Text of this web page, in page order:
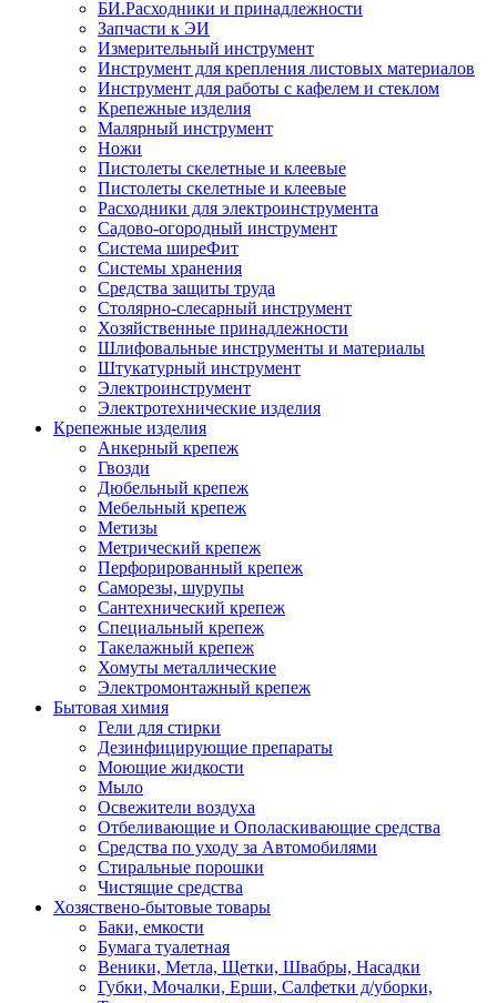
БИ.Расходники и принадлежности
Запчасти к ЭИ
Измерительный инструмент
Инструмент для крепления листовых материалов
Инструмент для работы с кафелем и стеклом
Крепежные изделия
Малярный инструмент
Ножи
Пистолеты скелетные и клеевые
Пистолеты скелетные и клеевые
Расходники для электроинструмента
Садово-огородный инструмент
Система ширеФит
Системы хранения
Средства защиты труда
Столярно-слесарный инструмент
Хозяйственные принадлежности
Шлифовальные инструменты и материалы
Штукатурный инструмент
Электроинструмент
Электротехнические изделия
Крепежные изделия
Анкерный крепеж
Гвозди
Дюбельный крепеж
Мебельный крепеж
Метизы
Метрический крепеж
Перфорированный крепеж
Саморезы, шурупы
Сантехнический крепеж
Специальный крепеж
Такелажный крепеж
Хомуты металлические
Электромонтажный крепеж
Бытовая химия
Гели для стирки
Дезинфицирующие препараты
Моющие жидкости
Мыло
Освежители воздуха
Отбеливающие и Ополаскивающие средства
Средства по уходу за Автомобилями
Стиральные порошки
Чистящие средства
Хозяствено-бытовые товары
Баки, емкости
Бумага туалетная
Веники, Метла, Щетки, Швабры, Насадки
Губки, Мочалки, Ерши, Салфетки д/уборки,